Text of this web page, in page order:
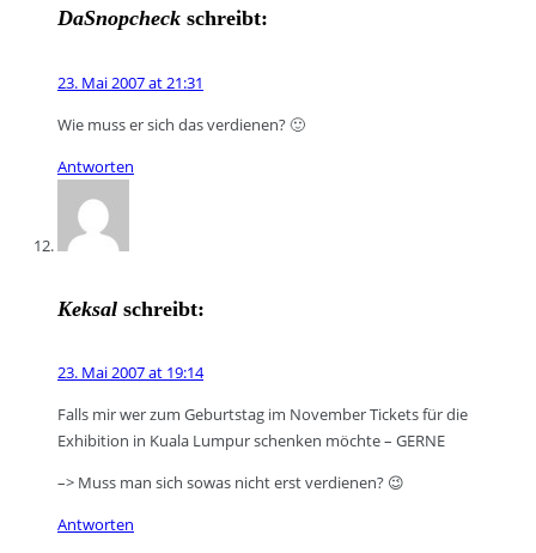
DaSnopcheck schreibt:
23. Mai 2007 at 21:31
Wie muss er sich das verdienen? 🙂
Antworten
Keksal schreibt:
23. Mai 2007 at 19:14
Falls mir wer zum Geburtstag im November Tickets für die
Exhibition in Kuala Lumpur schenken möchte – GERNE
–> Muss man sich sowas nicht erst verdienen? 😉
Antworten